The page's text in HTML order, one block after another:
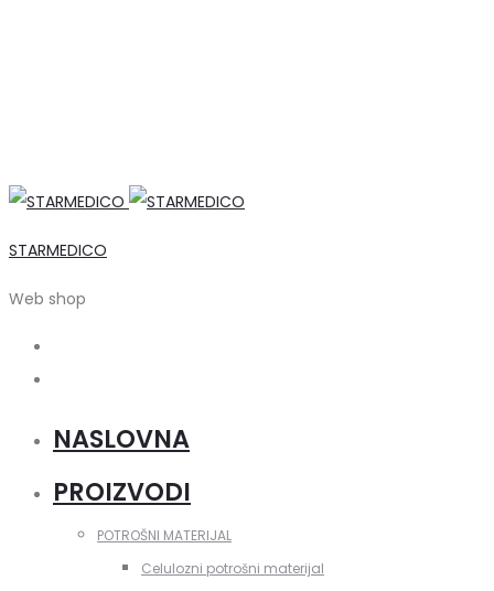
STARMEDICO
Web shop
NASLOVNA
PROIZVODI
POTROŠNI MATERIJAL
Celulozni potrošni materijal